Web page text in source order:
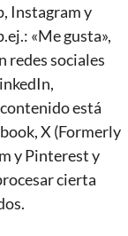
Instagram y
«Me gusta»,
redes sociales
está
X (Formerly
y Pinterest y
cierta